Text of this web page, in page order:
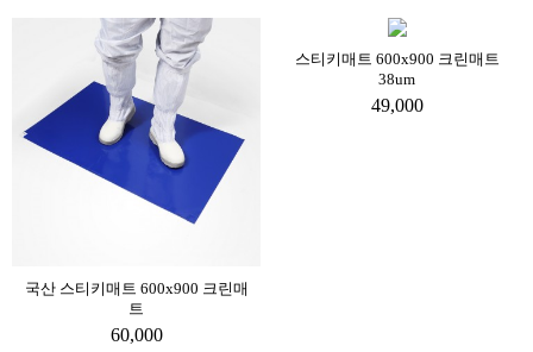
국산 스티키매트 600x900 크린매
트
60,000
스티키매트 600x900 크린매트
38um
49,000